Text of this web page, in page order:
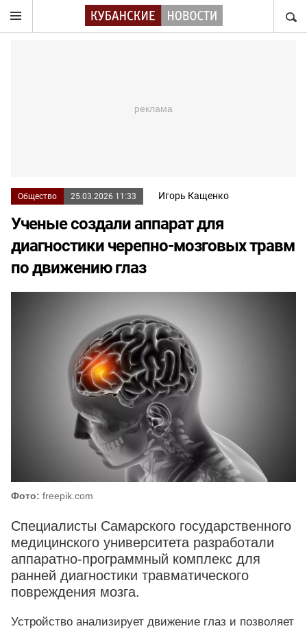
Общество 25.03.2026 11:33 Игорь Кащенко
Ученые создали аппарат для
диагностики черепно-мозговых травм
по движению глаз
Фото: freepik.com
Специалисты Самарского государственного
медицинского университета разработали
аппаратно-программный комплекс для
ранней диагностики травматического
повреждения мозга.
Устройство анализирует движение глаз и позволяет